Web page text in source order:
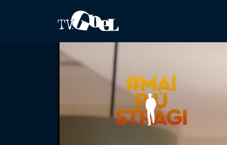
Salta al contenuto principale